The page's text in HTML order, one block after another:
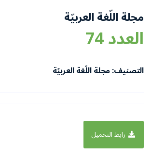
مجلة اللّغة العربيّة
العدد 74
التصنيف: مجلة اللّغة العربيّة
رابط التحميل